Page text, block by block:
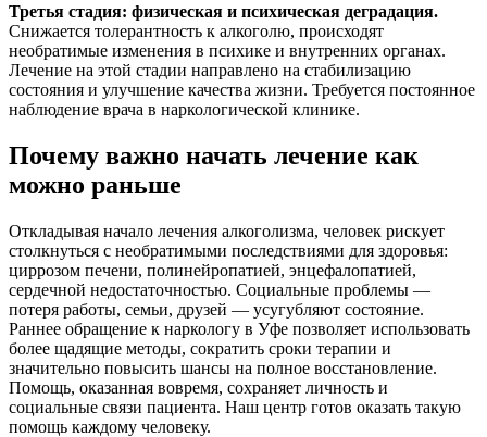
Третья стадия: физическая и психическая деградация.
Снижается толерантность к алкоголю, происходят
необратимые изменения в психике и внутренних органах.
Лечение на этой стадии направлено на стабилизацию
состояния и улучшение качества жизни. Требуется постоянное
наблюдение врача в наркологической клинике.
Почему важно начать лечение как
можно раньше
Откладывая начало лечения алкоголизма, человек рискует
столкнуться с необратимыми последствиями для здоровья:
циррозом печени, полинейропатией, энцефалопатией,
сердечной недостаточностью. Социальные проблемы —
потеря работы, семьи, друзей — усугубляют состояние.
Раннее обращение к наркологу в Уфе позволяет использовать
более щадящие методы, сократить сроки терапии и
значительно повысить шансы на полное восстановление.
Помощь, оказанная вовремя, сохраняет личность и
социальные связи пациента. Наш центр готов оказать такую
помощь каждому человеку.